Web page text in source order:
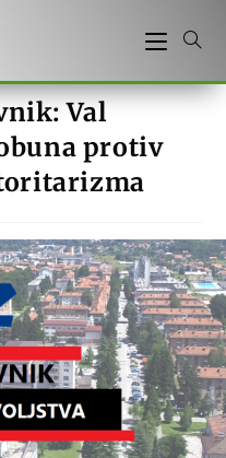
Val
protiv